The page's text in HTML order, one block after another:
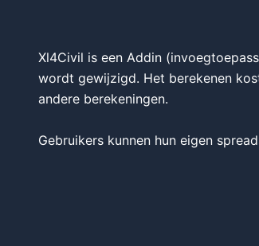
Xl4Civil is een Addin
wordt gewijzigd. Het berekenen
andere berekeningen.
Gebruikers kunnen hun eigen